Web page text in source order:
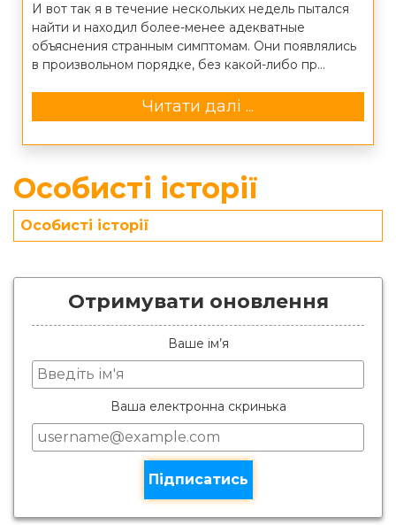
И вот так я в течение нескольких недель пытался
найти и находил более-менее адекватные
объяснения странным симптомам. Они появлялись
в произвольном порядке, без какой-либо пр...
Читати далі ...
Особисті історії
Особисті історії
Отримувати оновлення
Ваше ім’я
Ваша електронна скринька